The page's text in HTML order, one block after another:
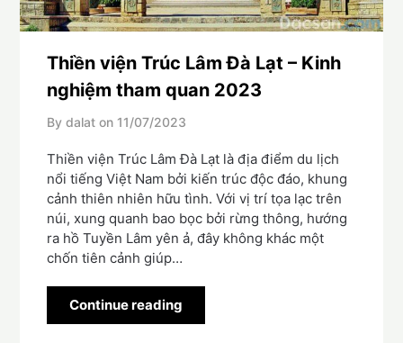
Thiền viện Trúc Lâm Đà Lạt – Kinh
nghiệm tham quan 2023
By dalat on 11/07/2023
Thiền viện Trúc Lâm Đà Lạt là địa điểm du lịch
nổi tiếng Việt Nam bởi kiến trúc độc đáo, khung
cảnh thiên nhiên hữu tình. Với vị trí tọa lạc trên
núi, xung quanh bao bọc bởi rừng thông, hướng
ra hồ Tuyền Lâm yên ả, đây không khác một
chốn tiên cảnh giúp…
Continue reading